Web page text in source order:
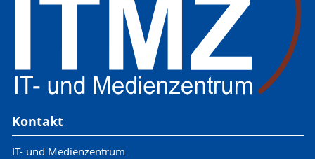
Kontakt
IT- und Medienzentrum